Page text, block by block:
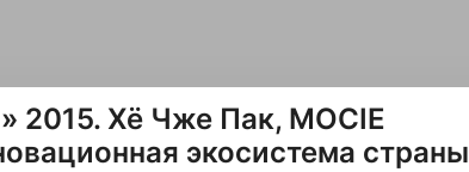
2015. Хё Чже Пак, MOCIE
экосистема страны